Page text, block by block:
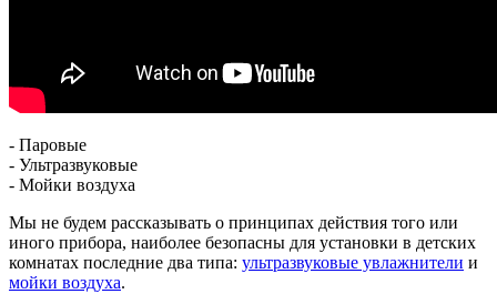
- Паровые
- Ультразвуковые
- Мойки воздуха
Мы не будем рассказывать о принципах действия того или
иного прибора, наиболее безопасны для установки в детских
комнатах последние два типа: ультразвуковые увлажнители и
мойки воздуха.